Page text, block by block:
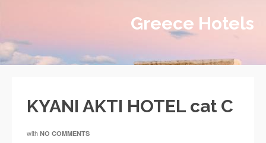
Greece Hotels
KYANI AKTI HOTEL cat C
with NO COMMENTS